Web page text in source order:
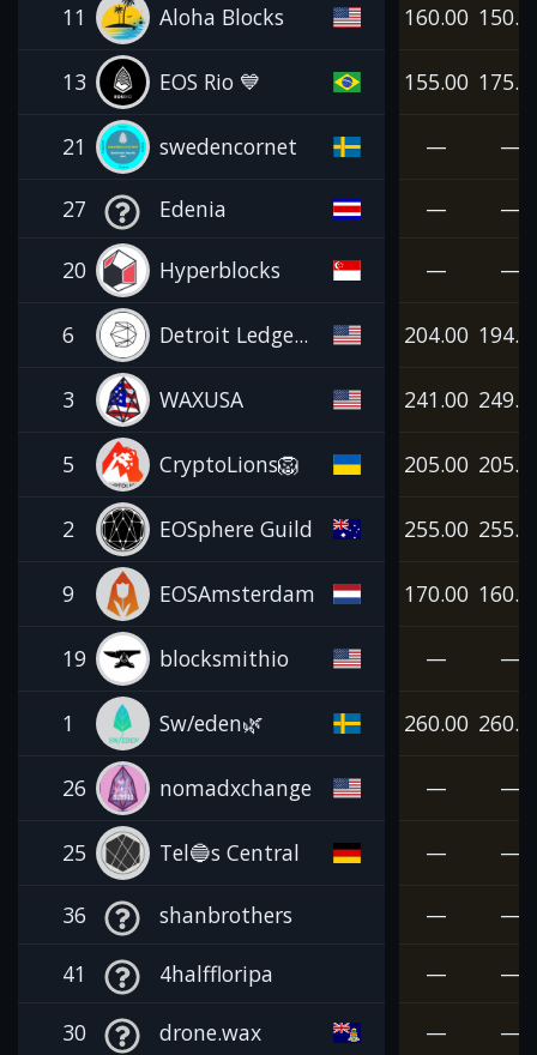
11 Aloha Blocks 160.00
13 EOS Rio 💙 155.00
21 swedencornet — —
27 Edenia — —
20 Hyperblocks — —
6 Detroit Ledge... 204.00
3 WAXUSA 241.00
5 CryptoLions🦁 205.00
2 EOSphere Guild 255.00
9 EOSAmsterdam 170.00
19 blocksmithio — —
1 Sw/eden🌿 260.00
26 nomadxchange — —
25 Tel🔵s Central — —
36 shanbrothers — —
41 4halffloripa — —
30 drone.wax — —